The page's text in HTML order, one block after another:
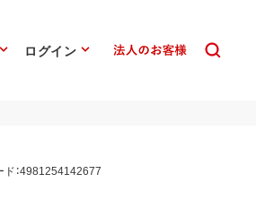
ログイン
：4981254142677